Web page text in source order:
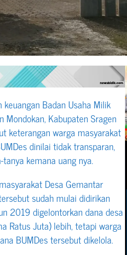
keuangan Badan Usaha Milik
Mondokan, Kabupaten Sragen
keterangan warga masyarakat
dinilai tidak transparan,
kemana uang nya.
Desa Gemantar
sudah mulai didirikan
2019 digelontorkan dana desa
Ratus Juta) lebih, tetapi warga
BUMDes tersebut dikelola.